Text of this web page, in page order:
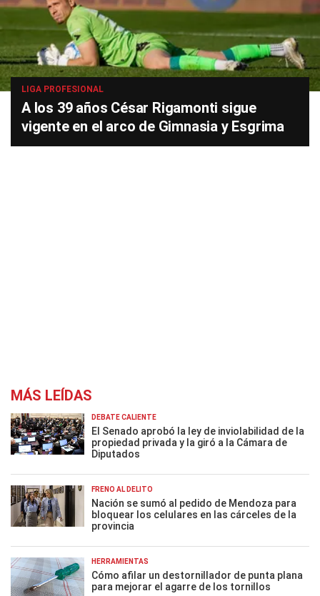
LIGA PROFESIONAL
A los 39 años César Rigamonti sigue
vigente en el arco de Gimnasia y Esgrima
MÁS LEÍDAS
DEBATE CALIENTE
El Senado aprobó la ley de inviolabilidad de la
propiedad privada y la giró a la Cámara de
Diputados
FRENO AL DELITO
Nación se sumó al pedido de Mendoza para
bloquear los celulares en las cárceles de la
provincia
HERRAMIENTAS
Cómo afilar un destornillador de punta plana
para mejorar el agarre de los tornillos